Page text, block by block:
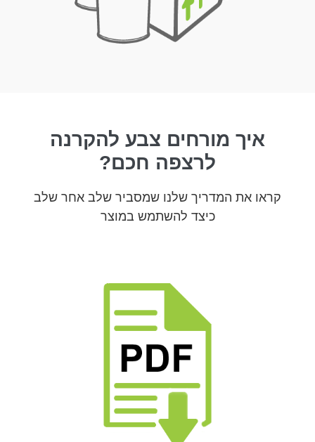
איך מורחים צבע להקרנה
לרצפה חכם?
קראו את המדריך שלנו שמסביר שלב אחר שלב
כיצד להשתמש במוצר